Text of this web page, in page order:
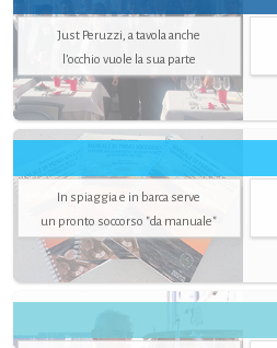
Just Peruzzi, a tavola anche
l’occhio vuole la sua parte
In spiaggia e in barca serve
un pronto soccorso "da manuale"